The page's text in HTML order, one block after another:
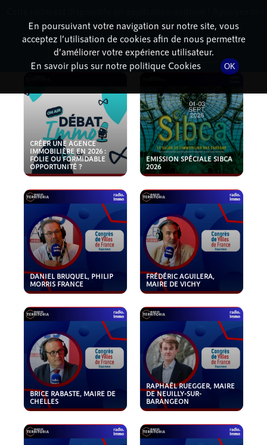
PODCASTS
CRÉER UNE AGENCE
IMMOBILIÈRE EN 2026 :
FOLIE OU FORMIDABLE
OPPORTUNITÉ ?
EMISSION SPÉCIALE SIBCA
2026
DANIEL BRUQUEL, PHILIP
MORRIS FRANCE
FRÉDÉRIC AGUILERA,
MAIRE DE VICHY
BRICE RABASTE, MAIRE DE
CHELLES
RAPHAËL RUEGGER, MAIRE
DE NEUILLY-SUR-
BARANGEON
En poursuivant votre navigation sur notre site, vous
acceptez l’utilisation de cookies afin de nous permettre
d’améliorer votre expérience utilisateur.
En savoir plus sur notre politique Cookies
OK
dessous pour l'installer.
Non merci Télécharger l'application